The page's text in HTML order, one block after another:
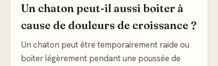
Un chaton peut-il aussi boiter à
cause de douleurs de croissance ?
Un chaton peut être temporairement raide ou
boiter légèrement pendant une poussée de